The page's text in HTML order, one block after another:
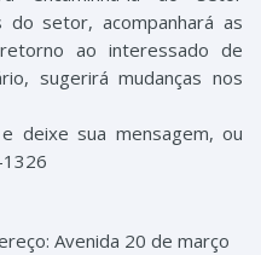
do setor, acompanhará as
ao interessado de
sugerirá mudanças nos
deixe sua mensagem, ou
Avenida 20 de março